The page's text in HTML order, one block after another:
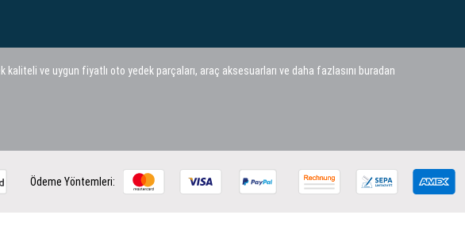
ve uygun fiyatlı oto yedek parçaları, araç aksesuarları ve daha fazlasını buradan
Ödeme Yöntemleri: